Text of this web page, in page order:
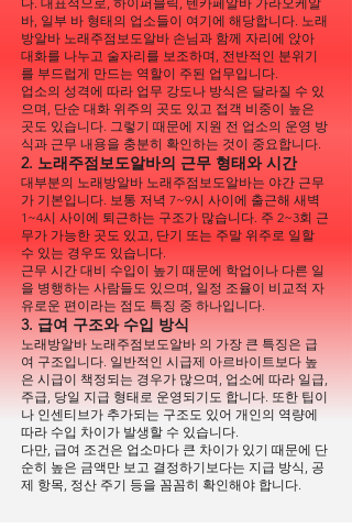
바, 일부 바 형태의 업소들이 여기에 해당합니다. 노래
방알바 노래주점보도알바 손님과 함께 자리에 앉아
대화를 나누고 술자리를 보조하며, 전반적인 분위기
를 부드럽게 만드는 역할이 주된 업무입니다.
업소의 성격에 따라 업무 강도나 방식은 달라질 수 있
으며, 단순 대화 위주의 곳도 있고 접객 비중이 높은
곳도 있습니다. 그렇기 때문에 지원 전 업소의 운영 방
식과 근무 내용을 충분히 확인하는 것이 중요합니다.
2. 노래주점보도알바의 근무 형태와 시간
대부분의 노래방알바 노래주점보도알바는 야간 근무
가 기본입니다. 보통 저녁 7~9시 사이에 출근해 새벽
1~4시 사이에 퇴근하는 구조가 많습니다. 주 2~3회 근
무가 가능한 곳도 있고, 단기 또는 주말 위주로 일할
수 있는 경우도 있습니다.
근무 시간 대비 수입이 높기 때문에 학업이나 다른 일
을 병행하는 사람들도 있으며, 일정 조율이 비교적 자
유로운 편이라는 점도 특징 중 하나입니다.
3. 급여 구조와 수입 방식
노래방알바 노래주점보도알바 의 가장 큰 특징은 급
여 구조입니다. 일반적인 시급제 아르바이트보다 높
은 시급이 책정되는 경우가 많으며, 업소에 따라 일급,
주급, 당일 지급 형태로 운영되기도 합니다. 또한 팁이
나 인센티브가 추가되는 구조도 있어 개인의 역량에
따라 수입 차이가 발생할 수 있습니다.
다만, 급여 조건은 업소마다 큰 차이가 있기 때문에 단
순히 높은 금액만 보고 결정하기보다는 지급 방식, 공
제 항목, 정산 주기 등을 꼼꼼히 확인해야 합니다.